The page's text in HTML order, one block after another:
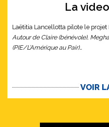
La
Laëtitia Lancellotta pilote le projet
Autour de Claire (bénévole),
(PIE/L’Amérique au Pair)…
VOIR